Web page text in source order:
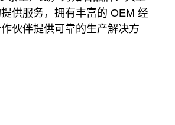
供服务，拥有丰富的 OEM 经
伙伴提供可靠的生产解决方